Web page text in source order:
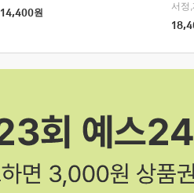
14,400원